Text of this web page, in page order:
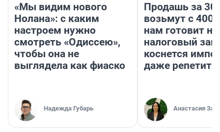
«Мы видим нового
Нолана»: с каким
настроем нужно
смотреть «Одиссею»,
чтобы она не
выглядела как фиаско
Надежда Губарь
Продашь за
возьмут с
нам готовит
налоговый
коснется
даже
Анастасия